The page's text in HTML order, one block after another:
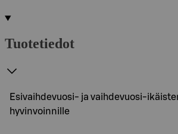
Tuotetiedot
Esivaihdevuosi- ja vaihdevuosi-
hyvinvoinnille